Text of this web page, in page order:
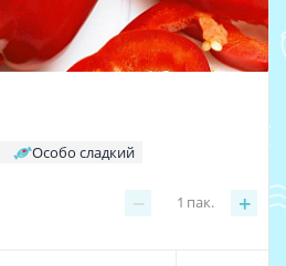
Особо сладкий
− +
1 пак.